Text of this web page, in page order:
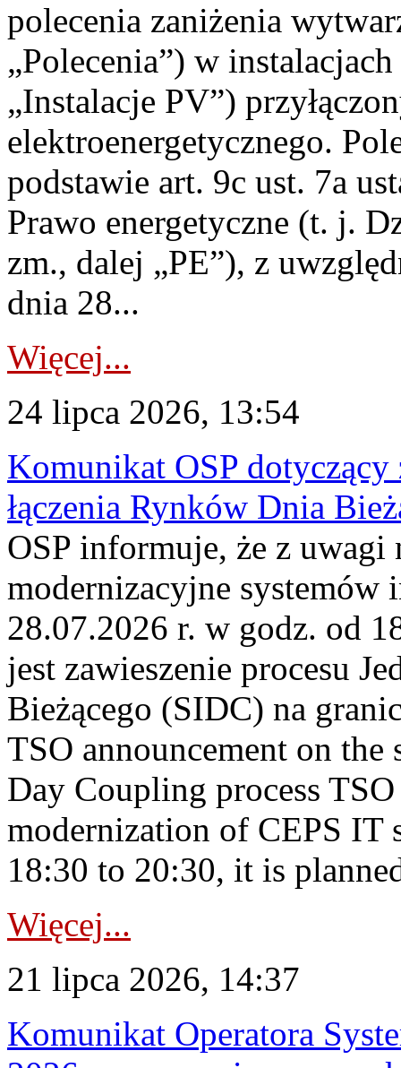
polecenia zaniżenia
„Polecenia”) w
„Instalacje PV”)
elektroenergetycznego.
podstawie art. 9c ust. 7a
Prawo energetyczne (t. j.
zm., dalej „PE”), z
dnia 28...
Więcej...
24 lipca 2026, 13:54
Komunikat OSP dotyczący
łączenia Rynków Dnia
OSP informuje, że z uwagi
modernizacyjne
28.07.2026 r. w godz. od
jest zawieszenie procesu
Bieżącego (SIDC) na
TSO announcement on
Day Coupling process
modernization of CEPS IT
18:30 to 20:30, it is
Więcej...
21 lipca 2026, 14:37
Komunikat Operatora